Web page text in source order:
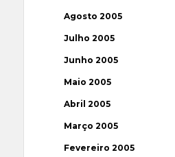
Agosto 2005
Julho 2005
Junho 2005
Maio 2005
Abril 2005
Março 2005
Fevereiro 2005